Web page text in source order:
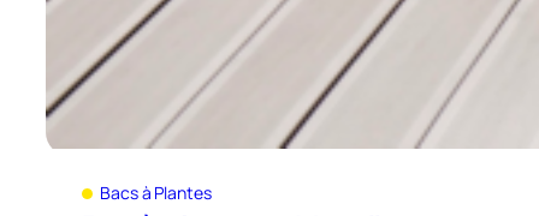
Bacs à Plantes